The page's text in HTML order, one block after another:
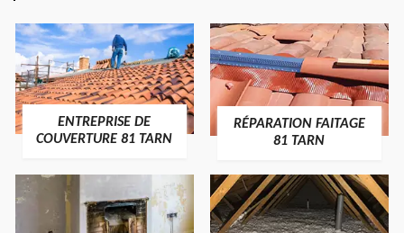
ENTREPRISE DE
COUVERTURE 81 TARN
RÉPARATION FAITAGE
81 TARN